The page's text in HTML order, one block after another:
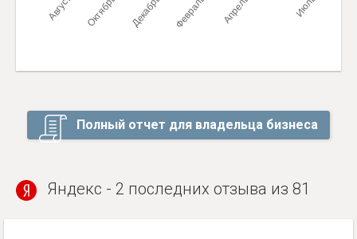
Полный отчет для владельца бизнеса
Яндекс - 2 последних отзыва из 81